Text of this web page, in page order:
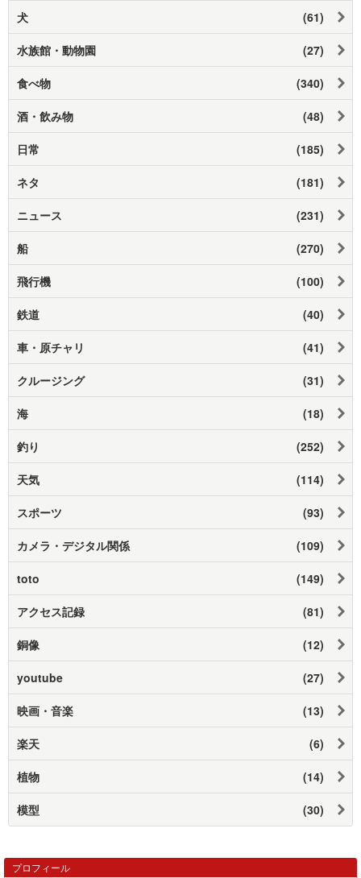
犬 (61)
水族館・動物園 (27)
食べ物 (340)
酒・飲み物 (48)
日常 (185)
ネタ (181)
ニュース (231)
船 (270)
飛行機 (100)
鉄道 (40)
車・原チャリ (41)
クルージング (31)
海 (18)
釣り (252)
天気 (114)
スポーツ (93)
カメラ・デジタル関係 (109)
toto (149)
アクセス記録 (81)
銅像 (12)
youtube (27)
映画・音楽 (13)
楽天 (6)
植物 (14)
模型 (30)
プロフィール